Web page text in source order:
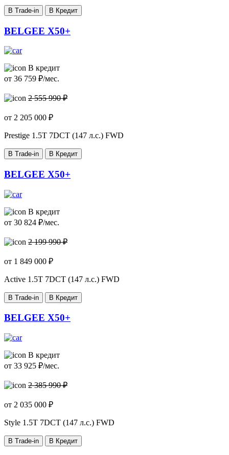
В Trade-in В Кредит
BELGEE X50+
В кредит
от 36 759 ₽/мес.
2 555 990 ₽
от 2 205 000 ₽
Prestige 1.5T 7DCT (147 л.с.) FWD
В Trade-in В Кредит
BELGEE X50+
В кредит
от 30 824 ₽/мес.
2 199 990 ₽
от 1 849 000 ₽
Active 1.5T 7DCT (147 л.с.) FWD
В Trade-in В Кредит
BELGEE X50+
В кредит
от 33 925 ₽/мес.
2 385 990 ₽
от 2 035 000 ₽
Style 1.5T 7DCT (147 л.с.) FWD
В Trade-in В Кредит